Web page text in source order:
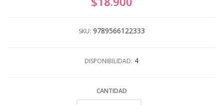
SKU: 9789566122333
DISPONIBILIDAD: 4
CANTIDAD